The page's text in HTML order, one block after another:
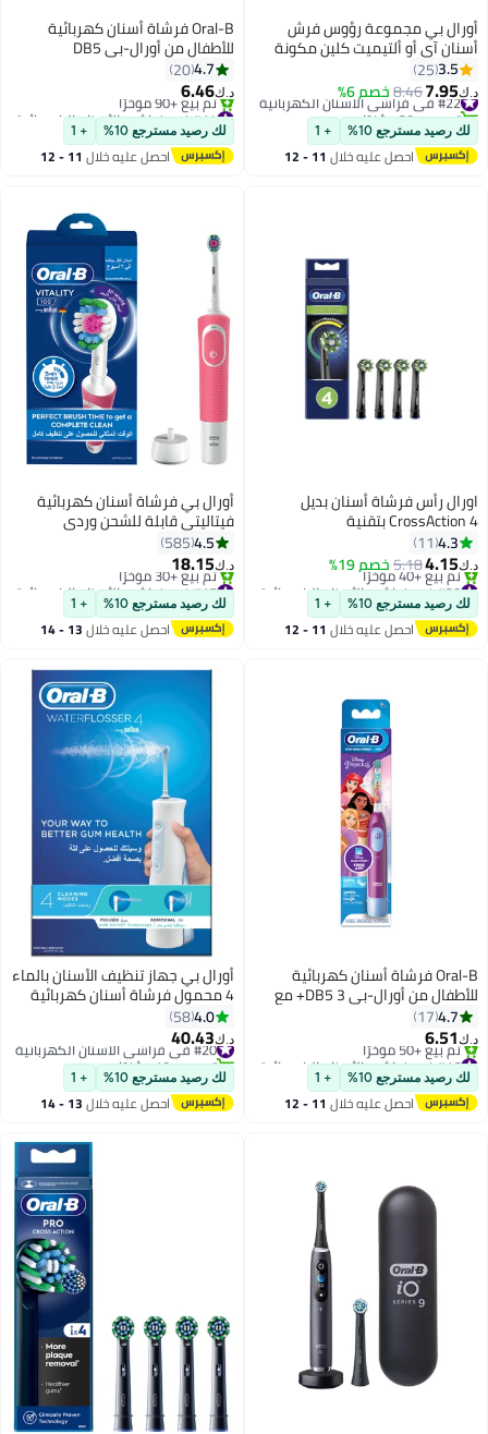
أورال بي مجموعة رؤوس فرش
أسنان آي أو ألتيميت كلين مكونة
من قطعتين أبيض
3.5
25
د.ك‏7.95
8.46خصم 6% #22 في فراشي الأسنان الكهربائية
تم بيع +30 مؤخرًا
#22 في فراشي الأسنان الكهربائية
لك رصيد مسترجع 10% + 1
احصل عليه خلال 11 - 12
اغسطس
Oral-B فرشاة أسنان كهربائية
للأطفال من أورال-بي DB5
سبايدرمان 3+ سنوات مع رأس
فرشاة بديل
4.7
20
د.ك‏6.46
#14 في فراشي الأسنان الكهربائية
أقل سعر في 7 يوم
تم بيع +90 مؤخرًا
#14 في فراشي الأسنان الكهربائية
لك رصيد مسترجع 10% + 1
احصل عليه خلال 11 - 12
اغسطس
اورال رأس فرشاة أسنان بديل
CrossAction 4 بتقنية
CleanMaximiser - إصدار أسود
4.3
11
د.ك‏4.15
5.18خصم 19%
#28 في فراشي الأسنان الكهربائية
أقل سعر في 30 يوم
تم بيع +40 مؤخرًا
#28 في فراشي الأسنان الكهربائية
لك رصيد مسترجع 10% + 1
احصل عليه خلال 11 - 12
أورال بي فرشاة أسنان كهربائية
فيتاليتي قابلة للشحن وردي
4.5
585
د.ك‏18.15
#15 في فراشي الأسنان الكهربائية
باقي 1 وحدات في المخزون
تم بيع +30 مؤخرًا
#15 في فراشي الأسنان الكهربائية
لك رصيد مسترجع 10% + 1
احصل عليه خلال 13 - 14
Oral-B فرشاة أسنان كهربائية
للأطفال من أورال-بي DB5 3+ مع
شخصيات ديزني الأميرات ورأس
فرشاة بديل
4.7
17
د.ك‏6.51
#16 في فراشي الأسنان الكهربائية
أقل سعر في 7 يوم
تم بيع +50 مؤخرًا
#16 في فراشي الأسنان الكهربائية
لك رصيد مسترجع 10% + 1
احصل عليه خلال 11 - 12
أورال بي جهاز تنظيف الأسنان بالماء
4 محمول فرشاة أسنان كهربائية
4.0
58
د.ك‏40.43
#20 في فراشي الأسنان الكهربائية
تم بيع +10 مؤخرًا
#20 في فراشي الأسنان الكهربائية
لك رصيد مسترجع 10% + 1
احصل عليه خلال 13 - 14